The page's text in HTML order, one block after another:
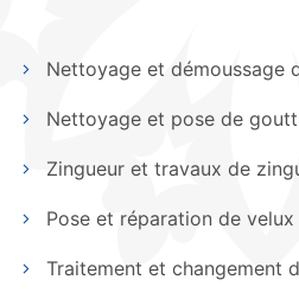
Nettoyage et démoussage
Nettoyage et pose de
Zingueur et travaux de
Pose et réparation de velux
Traitement et changement